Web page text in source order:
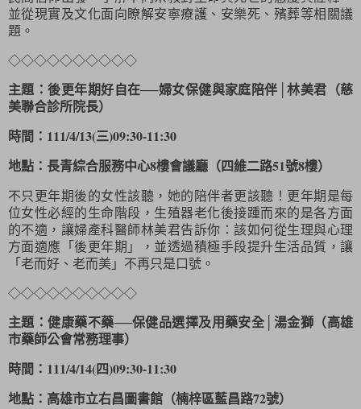
並從現實及文化面向瞭解安寧療護、安樂死、殯葬等相關議
題。
◇◇◇◇◇◇◇◇◇◇
主題：後更年期好自在──婦女保健與家庭陪伴│林美君（慈
美聯合診所院長）
時間：111/4/13(三)09:30-11:30
地點：長青綜合服務中心8樓會議廳（四維二路51號8樓）
不只更年期後的女性該聽，她的陪伴者更該聽！更年期是每
位女性必經的生命階段，生殖器老化後接踵而來的是各方面
的不適，讓婦產科醫師林美君告訴你：該如何從生理與心理
方面適應「後更年期」，並透過積極手段提升生活品質，讓
「老而好、老而美」不再只是口號。
◇◇◇◇◇◇◇◇◇◇
主題：健康藥不藥──保健品選擇及用藥安全│湯金獅（高雄
市藥師公會常務理事）
時間：111/4/14(四)09:30-11:30
地點：高雄市立右昌圖書館（楠梓區藍昌路72號）